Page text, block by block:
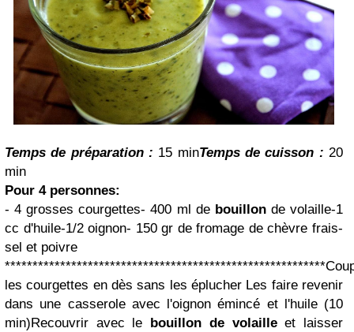
Temps de préparation : 15 minTemps de cuisson : 20
min
Pour 4 personnes:
- 4 grosses courgettes- 400 ml de bouillonde volaille-1
cc d'huile-1/2 oignon- 150 gr de fromage de chèvre frais-
sel et poivre
les courgettes en dès sans les éplucher Les faire revenir
dans une casserole avec l'oignon émincé et l'huile (10
min)Recouvrir avec le bouillon de volailleet laisser